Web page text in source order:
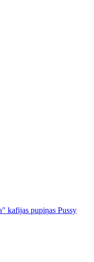
kafijas pupiņas Pussy